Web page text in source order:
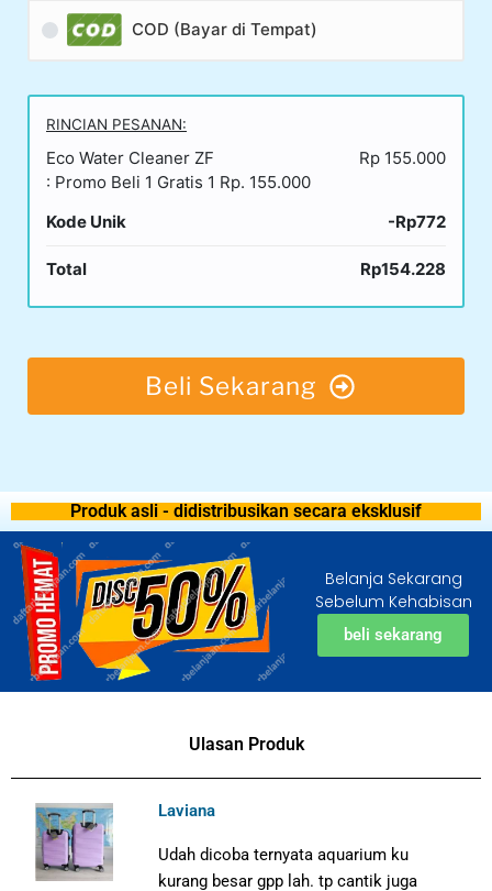
COD (Bayar di Tempat)
RINCIAN PESANAN:
Eco Water Cleaner ZF
: Promo Beli 1 Gratis 1 Rp. 155.000
Rp 155.000
Kode Unik -Rp772
Total Rp154.228
Beli Sekarang
Produk asli - didistribusikan secara eksklusif
Belanja Sekarang
Sebelum Kehabisan
beli sekarang
Ulasan Produk
Laviana
Udah dicoba ternyata aquarium ku
kurang besar gpp lah. tp cantik juga